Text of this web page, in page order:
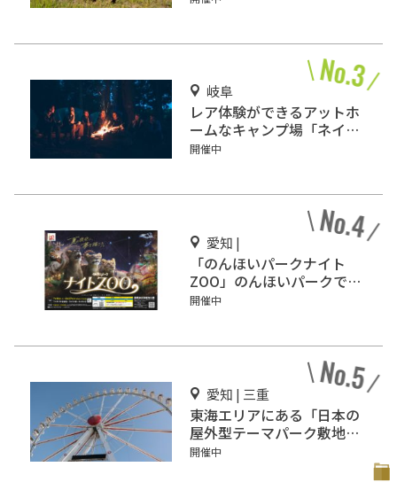
岐阜
レア体験ができるアットホ
ームなキャンプ場「ネイチ
ャーランドかみのほ」
開催中
愛知 |
「のんほいパークナイト
ZOO」のんほいパークで開
催
開催中
愛知 | 三重
東海エリアにある「日本の
屋外型テーマパーク敷地面
積ランキング」入りしてい
開催中